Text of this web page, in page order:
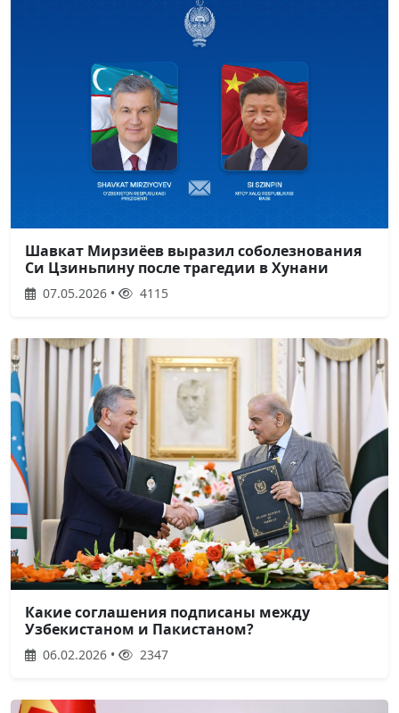
Шавкат Мирзиёев выразил соболезнования
Си Цзиньпину после трагедии в Хунани
07.05.2026 • 4115
Какие соглашения подписаны между
Узбекистаном и Пакистаном?
06.02.2026 • 2347